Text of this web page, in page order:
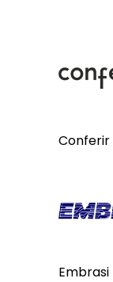
Conferir
Embrasi